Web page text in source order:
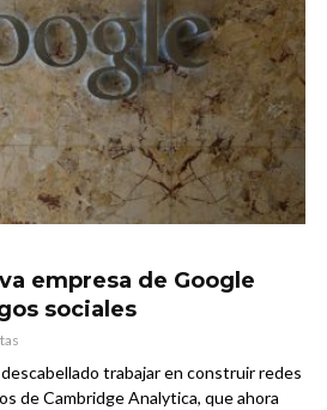
empresa de Google
sociales
trabajar en construir redes
de Cambridge Analytica, que ahora